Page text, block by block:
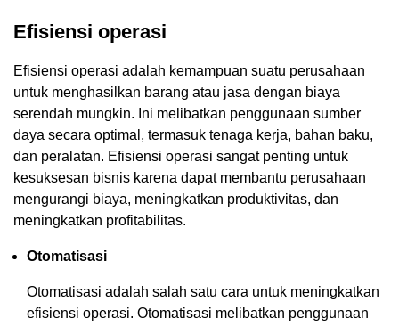
Efisiensi operasi
Efisiensi operasi adalah kemampuan suatu perusahaan
untuk menghasilkan barang atau jasa dengan biaya
serendah mungkin. Ini melibatkan penggunaan sumber
daya secara optimal, termasuk tenaga kerja, bahan baku,
dan peralatan. Efisiensi operasi sangat penting untuk
kesuksesan bisnis karena dapat membantu perusahaan
mengurangi biaya, meningkatkan produktivitas, dan
meningkatkan profitabilitas.
Otomatisasi
Otomatisasi adalah salah satu cara untuk meningkatkan
efisiensi operasi. Otomatisasi melibatkan penggunaan